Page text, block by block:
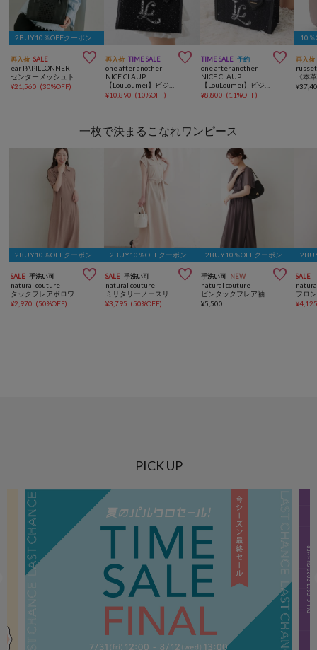
2BUY10％OFFクーポン
再入荷 SALE 
ear PAPILLONNER
センターメッシュトートバッグS《本革》
¥21,560 (30%OFF)
再入荷 TIME SALE 
one after another
NICE CLAUP
【LouLoumei】ビジューロゴツイードキャリーオントート/推し活
¥10,890 (10%OFF)
TIME SALE 予約 
one after another
NICE CLAUP
【LouLoumei】ビジューロゴツイードミニトート/推し活
¥8,800 (11%OFF)
10％
再入荷
russet
¥
一枚で決まるこなれワンピース
2BUY10％OFFクーポン
SALE 手洗い可 
natural couture
¥2,970 (50%OFF)
2BUY10％OFFクーポン
SALE 手洗い可 
natural couture
¥3,795 (50%OFF)
2BUY10％OFFクーポン
手洗い可 NEW 
natural couture
ピンタックフレア袖ワンピース
¥5,500
SALE
¥
PICK UP